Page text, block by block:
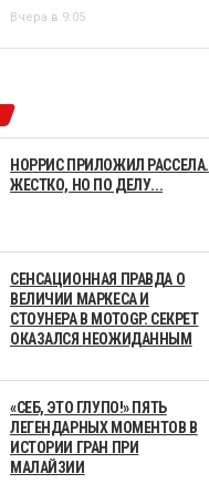
Вчера в 9:05
НОРРИС ПРИЛОЖИЛ РАССЕЛА.
ЖЕСТКО, НО ПО ДЕЛУ...
СЕНСАЦИОННАЯ ПРАВДА О
ВЕЛИЧИИ МАРКЕСА И
СТОУНЕРА В MOTOGP. СЕКРЕТ
ОКАЗАЛСЯ НЕОЖИДАННЫМ
«СЕБ, ЭТО ГЛУПО!» ПЯТЬ
ЛЕГЕНДАРНЫХ МОМЕНТОВ В
ИСТОРИИ ГРАН ПРИ
МАЛАЙЗИИ